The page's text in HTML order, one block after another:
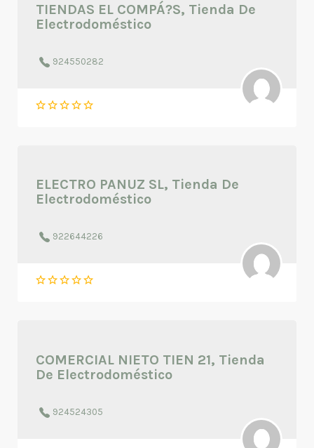
TIENDAS EL COMPÁ?S, Tienda De
Electrodoméstico
924550282
ELECTRO PANUZ SL, Tienda De
Electrodoméstico
922644226
COMERCIAL NIETO TIEN 21, Tienda
De Electrodoméstico
924524305